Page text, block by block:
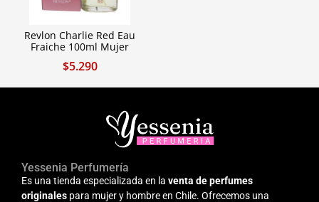
Revlon Charlie Red Eau
Fraiche 100ml Mujer
$5.290
Yessenia Perfumería
Es una tienda especializada en la venta de perfumes
originales para mujer y hombre en Chile. Ofrecemos una